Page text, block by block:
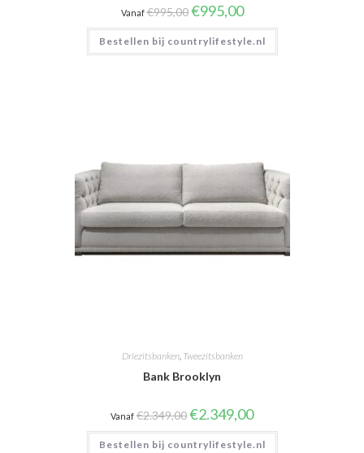
Vanaf €995,00 Oorspronkelijke
prijs
was:
€995,00.
€995,00Huidige
prijs
is:
€995,00.
Bestellen bij countrylifestyle.nl
Driezitsbanken, Tweezitsbanken
Bank Brooklyn
Vanaf €2.349,00Oorspronkelijke
prijs
was:
€2.349,00.
€2.349,00Huidige
prijs
is:
€2.349,00.
Bestellen bij countrylifestyle.nl